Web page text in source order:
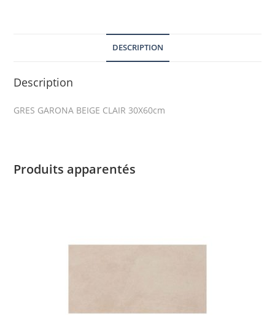
DESCRIPTION
Description
GRES GARONA BEIGE CLAIR 30X60cm
Produits apparentés